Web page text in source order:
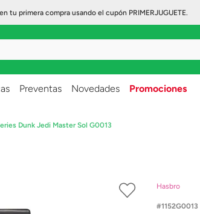
tu primera compra usando el cupón PRIMERJUGUETE.
Preventas Novedades Promociones
Dunk Jedi Master Sol G0013
Hasbro
1152G0013